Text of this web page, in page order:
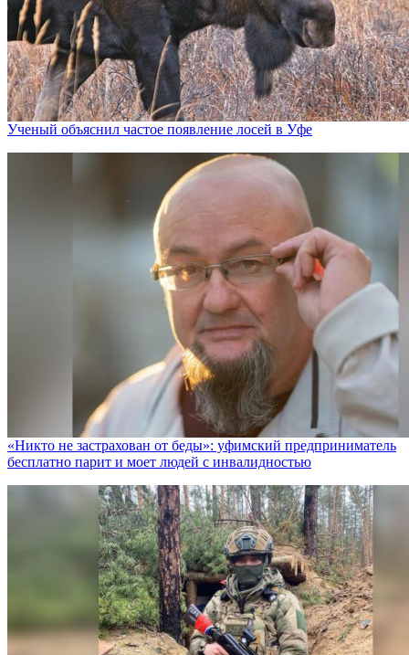
Ученый объяснил частое появление лосей в Уфе
«Никто не заcтрахован от беды»: уфимский предприниматель
бесплатно парит и моет людей с инвалидностью